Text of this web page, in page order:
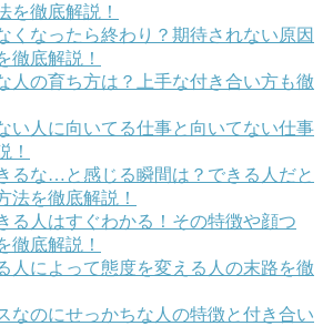
を徹底解説！
くなったら終わり？期待されない原因
徹底解説！
人の育ち方は？上手な付き合い方も徹
い人に向いてる仕事と向いてない仕事
！
るな…と感じる瞬間は？できる人だと
法を徹底解説！
る人はすぐわかる！その特徴や顔つ
徹底解説！
人によって態度を変える人の末路を徹
なのにせっかちな人の特徴と付き合い